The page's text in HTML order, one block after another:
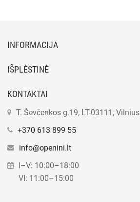
INFORMACIJA
IŠPLĖSTINĖ
KONTAKTAI
T. Ševčenkos g.19, LT-03111, Vilnius
+370 613 899 55
info@openini.lt
I–V: 10:00–18:00
VI: 11:00–15:00